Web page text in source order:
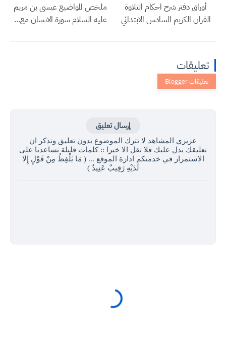
أوراق دفتر شرح احكام التلاوة
القران الكريم السادس الابتدائي
ملخص المواضيع عيسى بن مريم
عليه السلام سورة الانسان مع...
تعليقات
إرسال تعليق
عزيزي المشاهد لا تترك الموضوع بدون تعليق وتذكر ان
تعليقك يدل عليك فلا تقل الا خيرا :: كلمات قليلة تساعدنا على
الاستمرار في خدمتكم ادارة الموقع ... ( مَا يَلْفِظُ مِنْ قَوْلٍ إِلا
لَدَيْهِ رَقِيبٌ عَتِيدٌ )